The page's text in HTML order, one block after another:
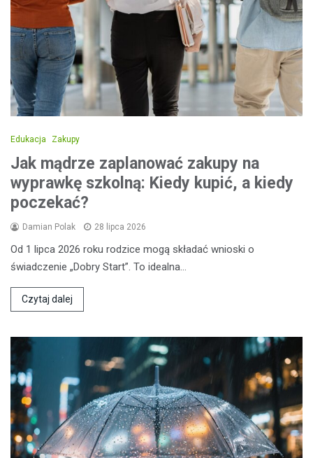
Edukacja Zakupy
Jak mądrze zaplanować zakupy na
wyprawkę szkolną: Kiedy kupić, a kiedy
poczekać?
Damian Polak 28 lipca 2026
Od 1 lipca 2026 roku rodzice mogą składać wnioski o
świadczenie „Dobry Start”. To idealna…
Czytaj dalej